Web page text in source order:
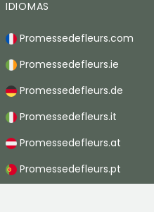
IDIOMAS
Promessedefleurs.com
Promessedefleurs.ie
Promessedefleurs.de
Promessedefleurs.it
Promessedefleurs.at
Promessedefleurs.pt